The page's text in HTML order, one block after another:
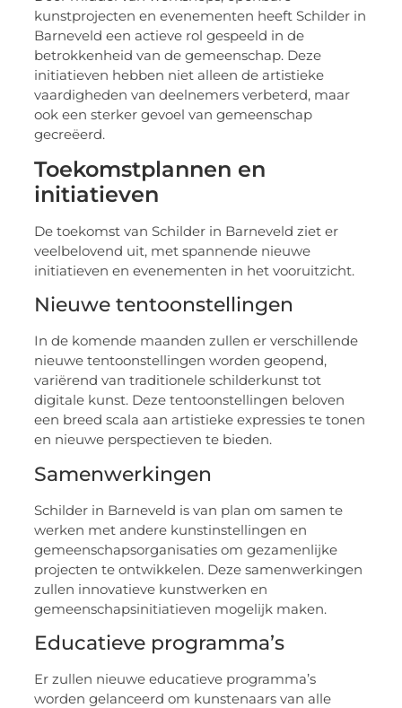
kunstprojecten en evenementen heeft Schilder in
Barneveld een actieve rol gespeeld in de
betrokkenheid van de gemeenschap. Deze
initiatieven hebben niet alleen de artistieke
vaardigheden van deelnemers verbeterd, maar
ook een sterker gevoel van gemeenschap
gecreëerd.
Toekomstplannen en
initiatieven
De toekomst van Schilder in Barneveld ziet er
veelbelovend uit, met spannende nieuwe
initiatieven en evenementen in het vooruitzicht.
Nieuwe tentoonstellingen
In de komende maanden zullen er verschillende
nieuwe tentoonstellingen worden geopend,
variërend van traditionele schilderkunst tot
digitale kunst. Deze tentoonstellingen beloven
een breed scala aan artistieke expressies te tonen
en nieuwe perspectieven te bieden.
Samenwerkingen
Schilder in Barneveld is van plan om samen te
werken met andere kunstinstellingen en
gemeenschapsorganisaties om gezamenlijke
projecten te ontwikkelen. Deze samenwerkingen
zullen innovatieve kunstwerken en
gemeenschapsinitiatieven mogelijk maken.
Educatieve programma’s
Er zullen nieuwe educatieve programma’s
worden gelanceerd om kunstenaars van alle